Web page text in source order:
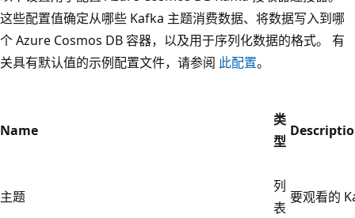
这些配置值确定从哪些 Kafka 主题消费数据、将数据写入到哪
个 Azure Cosmos DB 容器，以及用于序列化数据的格式。 有
关具有默认值的示例配置文件，请参阅 此配置。
Name
类
型
主题
列
表
要观看的